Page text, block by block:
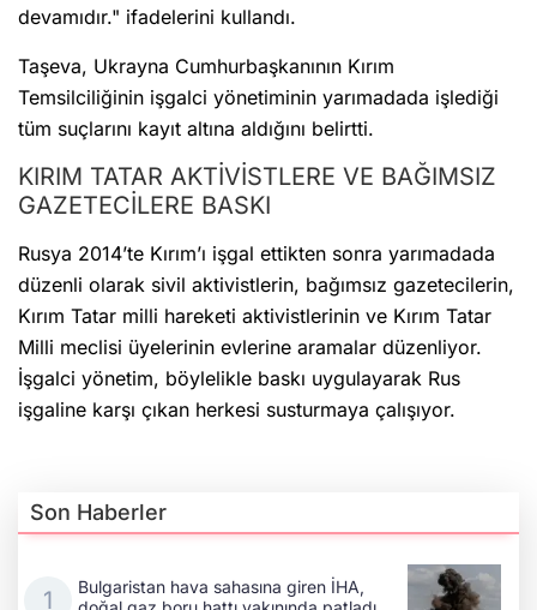
devamıdır." ifadelerini kullandı.
Taşeva, Ukrayna Cumhurbaşkanının Kırım
Temsilciliğinin işgalci yönetiminin yarımadada işlediği
tüm suçlarını kayıt altına aldığını belirtti.
KIRIM TATAR AKTİVİSTLERE VE BAĞIMSIZ
GAZETECİLERE BASKI
Rusya 2014’te Kırım’ı işgal ettikten sonra yarımadada
düzenli olarak sivil aktivistlerin, bağımsız gazetecilerin,
Kırım Tatar milli hareketi aktivistlerinin ve Kırım Tatar
Milli meclisi üyelerinin evlerine aramalar düzenliyor.
İşgalci yönetim, böylelikle baskı uygulayarak Rus
işgaline karşı çıkan herkesi susturmaya çalışıyor.
Son Haberler
Bulgaristan hava sahasına giren İHA,